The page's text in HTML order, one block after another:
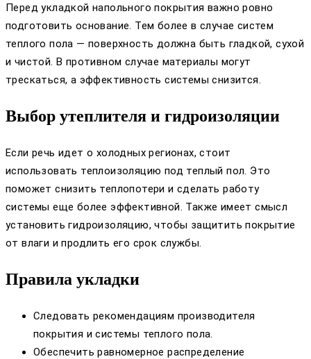
Перед укладкой напольного покрытия важно ровно
подготовить основание. Тем более в случае систем
теплого пола — поверхность должна быть гладкой, сухой
и чистой. В противном случае материалы могут
трескаться, а эффективность системы снизится.
Выбор утеплителя и гидроизоляции
Если речь идет о холодных регионах, стоит
использовать теплоизоляцию под теплый пол. Это
поможет снизить теплопотери и сделать работу
системы еще более эффективной. Также имеет смысл
установить гидроизоляцию, чтобы защитить покрытие
от влаги и продлить его срок службы.
Правила укладки
Следовать рекомендациям производителя
покрытия и системы теплого пола.
Обеспечить равномерное распределение